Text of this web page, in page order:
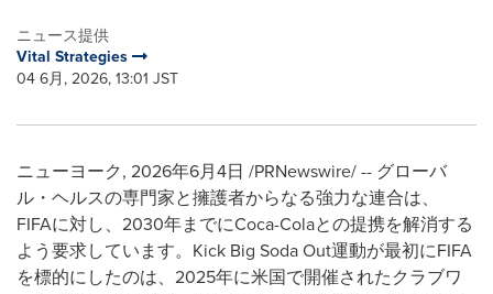
ニュース提供
Vital Strategies
04 6月, 2026, 13:01 JST
ニューヨーク, 2026年6月4日 /PRNewswire/ -- グローバ
ル・ヘルスの専門家と擁護者からなる強力な連合は、
FIFAに対し、2030年までにCoca-Colaとの提携を解消する
よう要求しています。Kick Big Soda Out運動が最初にFIFA
を標的にしたのは、2025年に米国で開催されたクラブワ